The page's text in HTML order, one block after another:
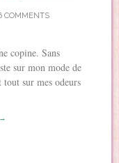
COMMENTS
copine. Sans
sur mon mode de
sur mes odeurs